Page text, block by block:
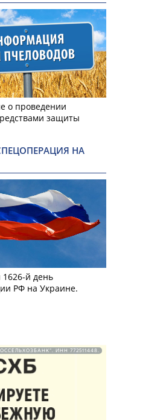
о проведении
защиты
НА
й день
РФ на Украине.
ИНН 772511448.